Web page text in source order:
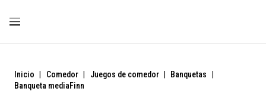
Inicio Comedor Juegos de comedor Banquetas
Banqueta mediaFinn